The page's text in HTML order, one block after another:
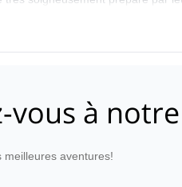
explorer, jouer à cache-cache,
vous à
meilleures aventures!